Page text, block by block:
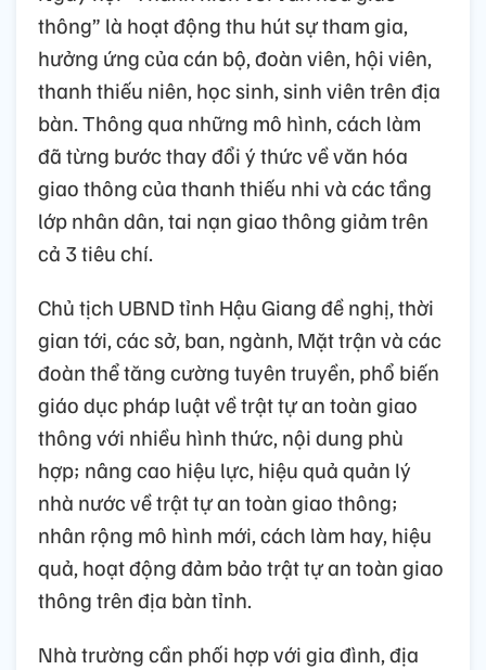
thông” là hoạt động thu hút sự tham gia,
hưởng ứng của cán bộ, đoàn viên, hội viên,
thanh thiếu niên, học sinh, sinh viên trên địa
bàn. Thông qua những mô hình, cách làm
đã từng bước thay đổi ý thức về văn hóa
giao thông của thanh thiếu nhi và các tầng
lớp nhân dân, tai nạn giao thông giảm trên
cả 3 tiêu chí.
Chủ tịch UBND tỉnh Hậu Giang đề nghị, thời
gian tới, các sở, ban, ngành, Mặt trận và các
đoàn thể tăng cường tuyên truyền, phổ biến
giáo dục pháp luật về trật tự an toàn giao
thông với nhiều hình thức, nội dung phù
hợp; nâng cao hiệu lực, hiệu quả quản lý
nhà nước về trật tự an toàn giao thông;
nhân rộng mô hình mới, cách làm hay, hiệu
quả, hoạt động đảm bảo trật tự an toàn giao
thông trên địa bàn tỉnh.
Nhà trường cần phối hợp với gia đình, địa